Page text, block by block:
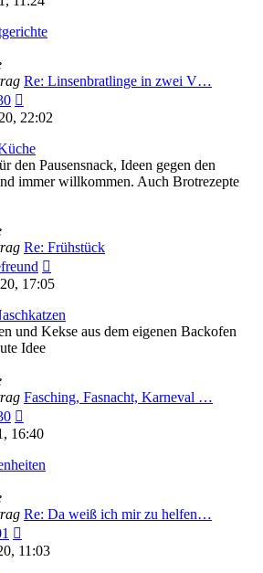
Re: Linsenbratlinge in zwei V…
Beitrag
22:02
den Pausensnack, Ideen gegen den
immer willkommen. Auch Brotrezepte
Re: Frühstück
Beitrag
17:05
und Kekse aus dem eigenen Backofen
Idee
Fasching, Fasnacht, Karneval …
Beitrag
16:40
Re: Da weiß ich mir zu helfen…
Beitrag
11:03